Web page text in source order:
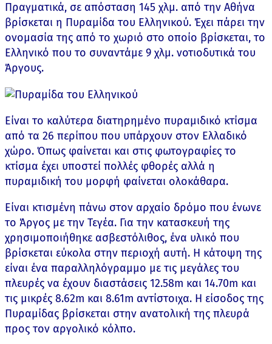
Πραγματικά, σε απόσταση 145 χλμ. από την Αθήνα
βρίσκεται η Πυραμίδα του Ελληνικού. Έχει πάρει την
ονομασία της από το χωριό στο οποίο βρίσκεται, το
Ελληνικό που το συναντάμε 9 χλμ. νοτιοδυτικά του
Άργους.
Είναι το καλύτερα διατηρημένο πυραμιδικό κτίσμα
από τα 26 περίπου που υπάρχουν στον Ελλαδικό
χώρο. Όπως φαίνεται και στις φωτογραφίες το
κτίσμα έχει υποστεί πολλές φθορές αλλά η
πυραμιδική του μορφή φαίνεται ολοκάθαρα.
Είναι κτισμένη πάνω στον αρχαίο δρόμο που ένωνε
το Άργος με την Τεγέα. Για την κατασκευή της
χρησιμοποιήθηκε ασβεστόλιθος, ένα υλικό που
βρίσκεται εύκολα στην περιοχή αυτή. Η κάτοψη της
είναι ένα παραλληλόγραμμο με τις μεγάλες του
πλευρές να έχουν διαστάσεις 12.58m και 14.70m και
τις μικρές 8.62m και 8.61m αντίστοιχα. Η είσοδος της
Πυραμίδας βρίσκεται στην ανατολική της πλευρά
προς τον αργολικό κόλπο.